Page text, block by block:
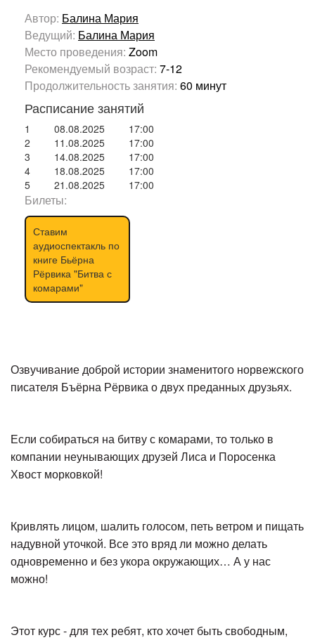
Автор: Балина Мария
Ведущий: Балина Мария
Место проведения: Zoom
Рекомендуемый возраст: 7-12
Продолжительность занятия: 60 минут
Расписание занятий
1 08.08.2025
17:00
2
11.08.2025
17:00
3
14.08.2025
17:00
4
18.08.2025
17:00
5
21.08.2025 17:00
Билеты:
Ставим
аудиоспектакль по
книге Бьёрна
Рёрвика "Битва с
комарами"
Озвучивание доброй истории знаменитого норвежского
писателя Бъёрна Рёрвика о двух преданных друзьях.
Если собираться на битву с комарами, то только в
компании неунывающих друзей Лиса и Поросенка
Хвост морковкой!
Кривлять лицом, шалить голосом, петь ветром и пищать
надувной уточкой. Все это вряд ли можно делать
одновременно и без укора окружающих… А у нас
можно!
Этот курс - для тех ребят, кто хочет быть свободным,